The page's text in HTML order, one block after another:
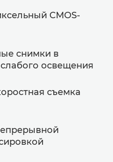
CMOS-
снимки в
освещения
съемка